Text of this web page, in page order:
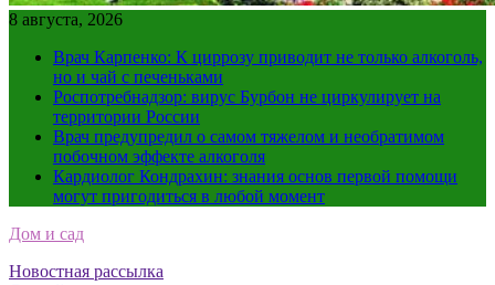
8 августа, 2026
Врач Карпенко: К циррозу приводит не только алкоголь,
но и чай с печеньками
Роспотребнадзор: вирус Бурбон не циркулирует на
территории России
Врач предупредил о самом тяжелом и необратимом
побочном эффекте алкоголя
Кардиолог Кондрахин: знания основ первой помощи
могут пригодиться в любой момент
Дом и сад
Новостная рассылка